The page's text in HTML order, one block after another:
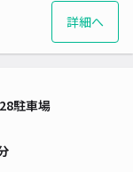
詳細へ
駐車場